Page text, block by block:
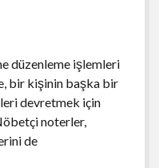
düzenleme işlemleri
bir kişinin başka bir
devretmek için
noterler,
de